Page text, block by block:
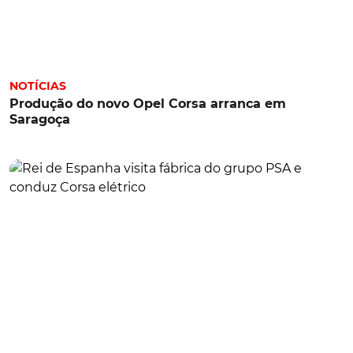
NOTÍCIAS
Produção do novo Opel Corsa arranca em
Saragoça